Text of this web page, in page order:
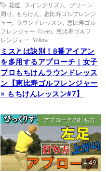
花道
スイングリズム
グリーン
周り
もちけん
恵比寿ゴルフレンジ
ャー
ラウンドレッスン
恵比寿ゴル
フレンジャー Green
恵比寿ゴルフ
レンジャー Yellow
ミスとは訣別！8番アイアン
を多用するアプローチ｜女子
プロもちけんラウンドレッス
ン【恵比寿ゴルフレンジャー
× もちけんレッスン#7】
アプローチの打ち方
4:49